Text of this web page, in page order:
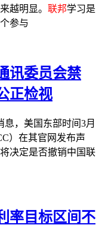
越明显。 联邦学习是
参与
讯委员会禁
正检视
息，美国东部时间3月
）在其官网发布声
决定是否撤销中国联
率目标区间不